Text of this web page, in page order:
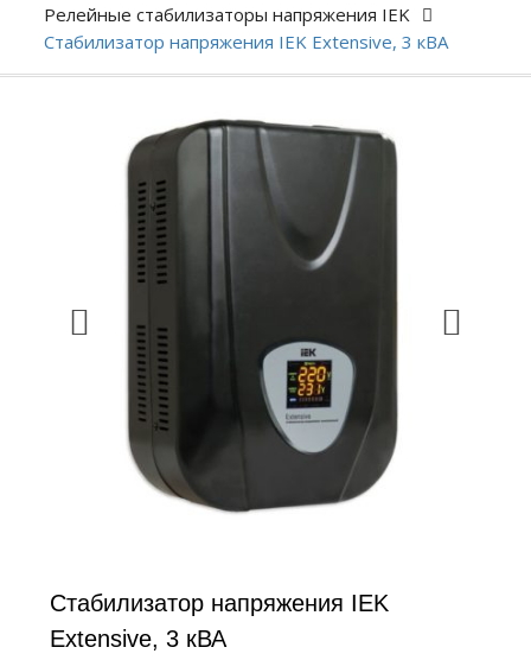
Релейные стабилизаторы напряжения IEK
Стабилизатор напряжения IEK Extensive, 3 кВА
Стабилизатор напряжения IEK
Extensive, 3 кВА